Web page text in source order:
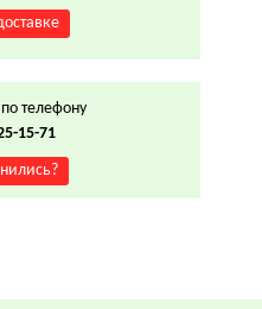
телефону
15-71